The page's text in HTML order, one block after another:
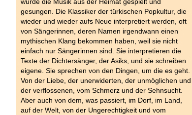
gesungen. Die Klassiker der türkischen Popkultur, die
wieder und wieder aufs Neue interpretiert werden, oft
von Sängerinnen, deren Namen irgendwann einen
mythischen Klang bekommen haben, weil sie nicht
einfach nur Sängerinnen sind. Sie interpretieren die
Texte der Dichtersänger, der Asiks, und sie schreiben
eigene. Sie sprechen von den Dingen, um die es geht.
Von der Liebe, der unerwiderten, der unmöglichen und
der verflossenen, vom Schmerz und der Sehnsucht.
Aber auch von dem, was passiert, im Dorf, im Land,
auf der Welt, von der Ungerechtigkeit und vom